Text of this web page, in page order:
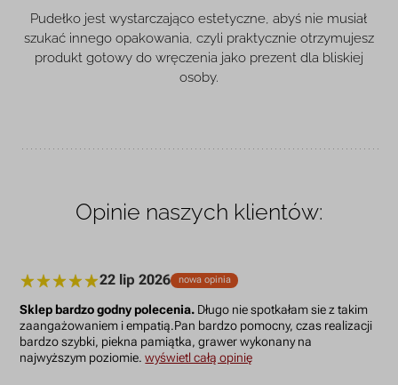
Pudełko jest wystarczająco estetyczne, abyś nie musiał
szukać innego opakowania, czyli praktycznie otrzymujesz
produkt gotowy do wręczenia jako prezent dla bliskiej
osoby.
Opinie naszych klientów:
22 lip 2026 nowa opinia
Sklep bardzo godny polecenia. Długo nie spotkałam sie z takim
zaangażowaniem i empatią.Pan bardzo pomocny, czas realizacji
bardzo szybki, piekna pamiątka, grawer wykonany na
najwyższym poziomie.wyświetl całą opinię